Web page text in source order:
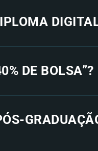
DE BOLSA”?